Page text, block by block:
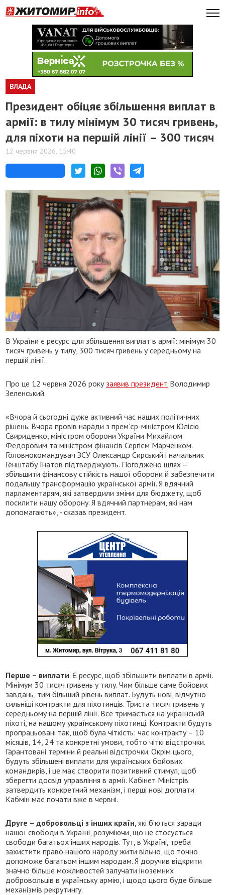
ВЛАДА
Президент обіцяє збільшення виплат в
армії: в тилу мінімум 30 тисяч гривень,
для піхоти на першій лінії – 300 тисяч
12 червня 2026, 15:40
В України є ресурс для збільшення виплат в армії: мінімум 30
тисяч гривень у тилу, 300 тисяч гривень у середньому на
першій лінії.
Про це 12 червня 2026 року заявив президент Володимир
Зеленський.
«Вчора й сьогодні дуже активний час наших політичних
рішень. Вчора провів наради з прем’єр-міністром Юлією
Свириденко, міністром оборони України Михайлом
Федоровим та міністром фінансів Сергієм Марченком.
Головнокомандувач ЗСУ Олександр Сирський і начальник
Генштабу Гнатов підтверджують. Погоджено шлях –
збільшити фінансову стійкість нашої оборони й забезпечити
подальшу трансформацію української армії. Я вдячний
парламентарям, які затвердили зміни для бюджету, щоб
посилити нашу оборону. Я вдячний партнерам, які нам
допомагають», - сказав президент.
Перше – виплати. Є ресурс, щоб збільшити виплати в армії.
Мінімум 30 тисяч гривень у тилу. Чим більше саме бойових
завдань, тим більший рівень виплат. Будуть нові, відчутно
сильніші контракти для піхотинців. Триста тисяч гривень у
середньому на першій лінії. Все тримається на українській
піхоті, на нашому українському піхотинці. Контракти будуть
пропрацьовані так, щоб була чіткість: час контракту – 10
місяців, 14, 24 та конкретні умови, тобто чіткі відстрочки.
Гарантовані терміни й реальні відстрочки. Окрім цього,
будуть збільшені виплати для українських бойових
командирів, і це має створити позитивний стимул, щоб
зберегти досвід управління в армії. Кабінет Міністрів
затвердить конкретний механізм, і перші нові доплати
Кабмін має почати вже в червні.
Друге – добровольці з інших країн , які б’ються заради
нашої свободи в Україні, розуміючи, що це стосується
свободи багатьох інших народів. Тут, в Україні, треба
захистити право нашого народу жити вільно, що точно
допоможе багатьом іншим народам. Я доручив відкрити
значно більше можливостей залучати іноземних
добровольців в українську армію, і щодо цього буде більше
механізмів рекрутингу.